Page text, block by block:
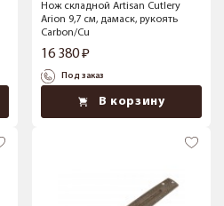
Нож складной Artisan Cutlery
Arion 9,7 см, дамаск, рукоять
Carbon/Cu
16 380
Под заказ
В корзину